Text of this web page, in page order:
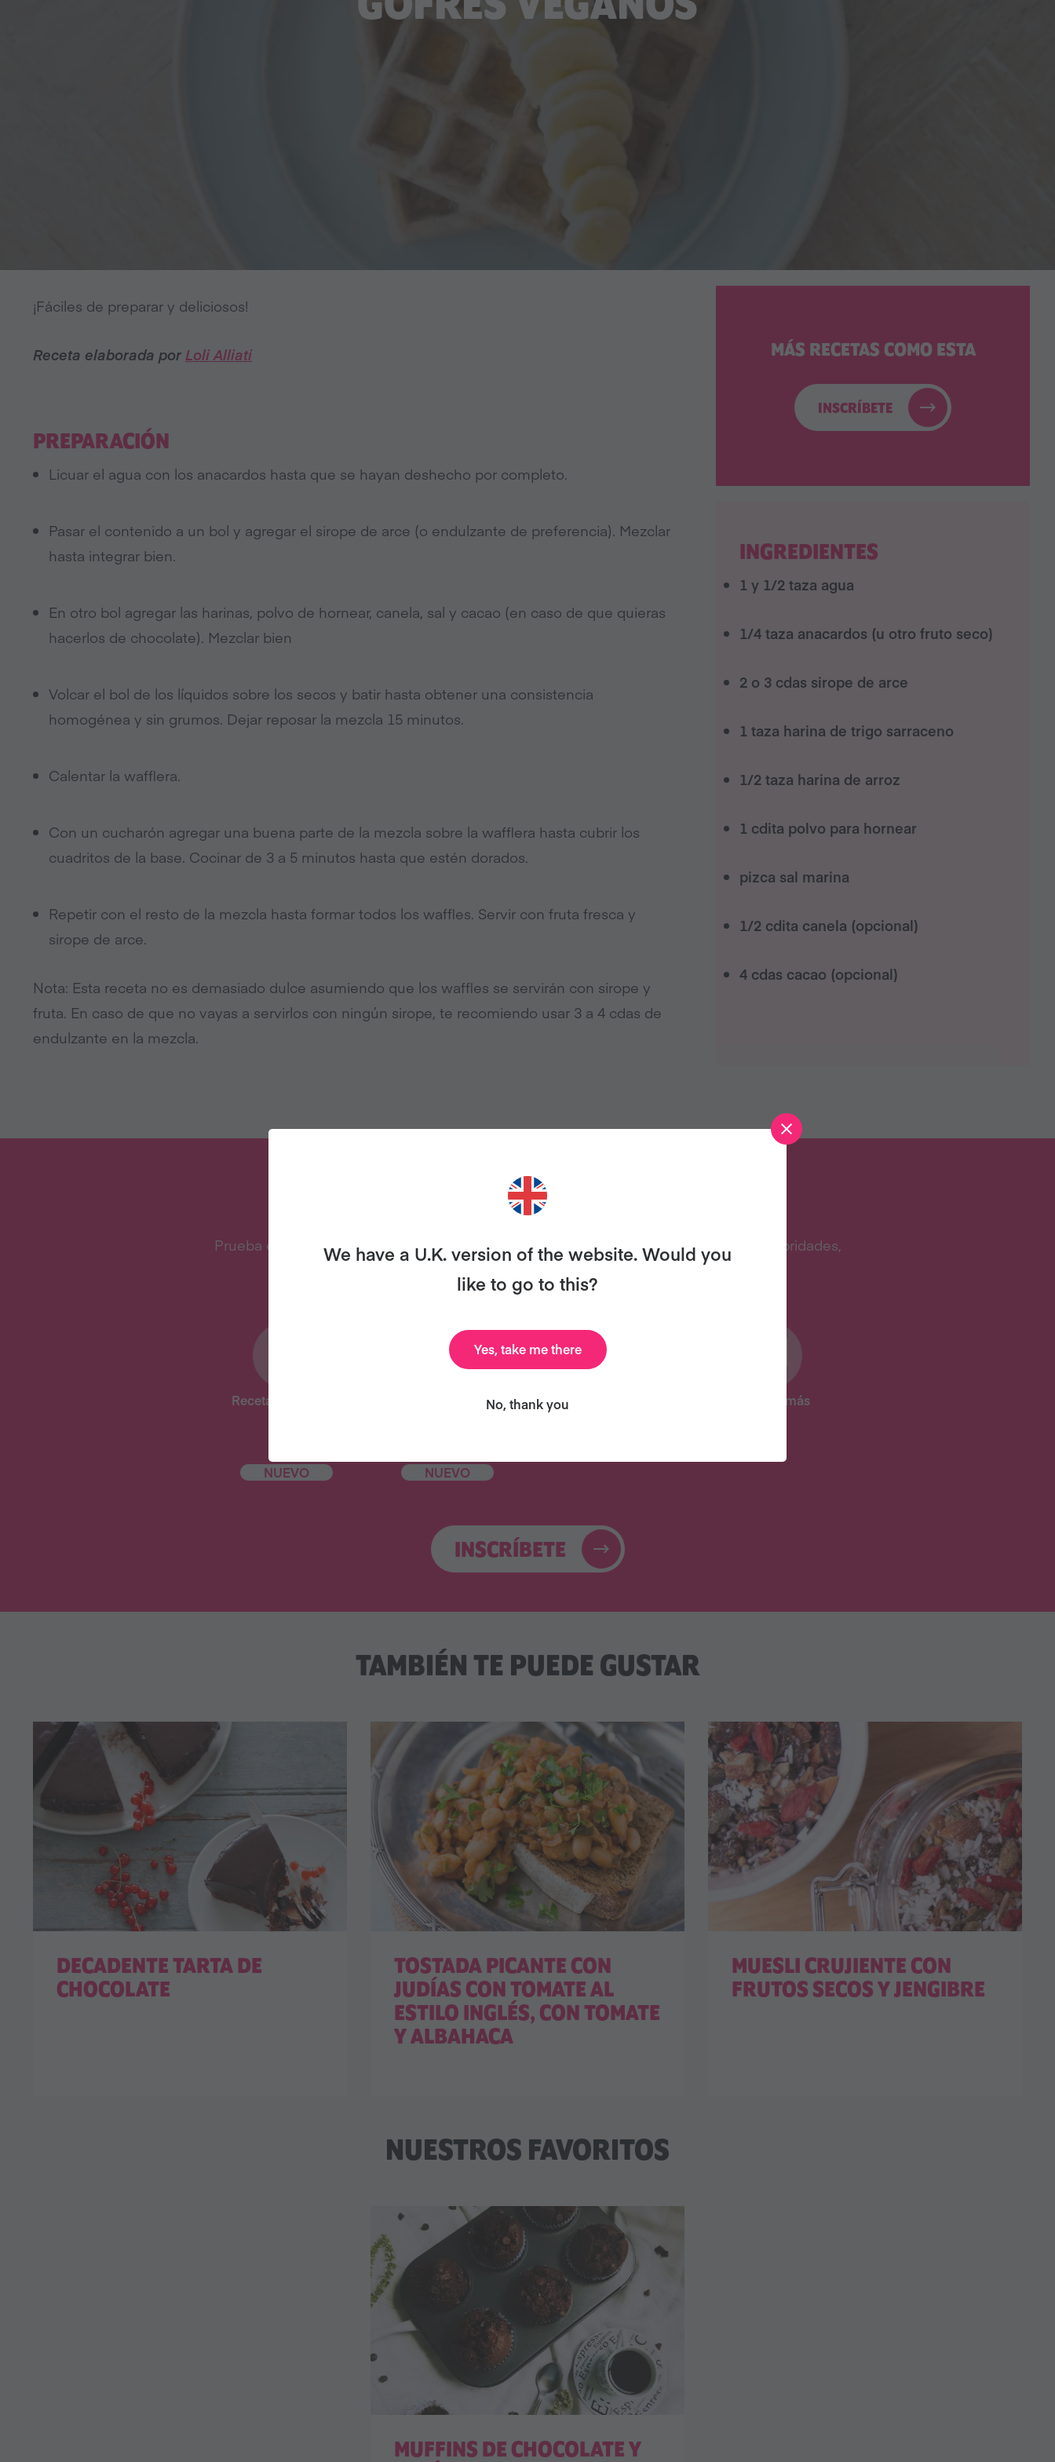
MÁS RECETAS COMO ESTA
INSCRÍBETE
INGREDIENTES
1 y 1/2 taza agua
1/4 taza anacardos (u otro fruto seco)
2 o 3 cdas sirope de arce
1 taza harina de trigo sarraceno
1/2 taza harina de arroz
1 cdita polvo para hornear
pizca sal marina
1/2 cdita canela (opcional)
4 cdas cacao (opcional)
¡Fáciles de preparar y deliciosos!
Receta elaborada porLoli Alliati
PREPARACIÓN
Licuar el agua con los anacardos hasta que se hayan deshecho por completo.
Pasar el contenido a un bol y agregar el sirope de arce (o endulzante de preferencia). Mezclar
hasta integrar bien.
En otro bol agregar las harinas, polvo de hornear, canela, sal y cacao (en caso de que quieras
hacerlos de chocolate). Mezclar bien
Volcar el bol de los líquidos sobre los secos y batir hasta obtener una consistencia
homogénea y sin grumos. Dejar reposar la mezcla 15 minutos.
Calentar la wafflera.
Con un cucharón agregar una buena parte de la mezcla sobre la wafflera hasta cubrir los
cuadritos de la base. Cocinar de 3 a 5 minutos hasta que estén dorados.
Repetir con el resto de la mezcla hasta formar todos los waffles. Servir con fruta fresca y
sirope de arce.
Nota: Esta receta no es demasiado dulce asumiendo que los waffles se servirán con sirope y
fruta. En caso de que no vayas a servirlos con ningún sirope, te recomiendo usar 3 a 4 cdas de
endulzante en la mezcla.
¿QUIERES MÁS RECETAS COMO ESTA?
Prueba el veganismo con Veganuary y te enviaremos nuestro libro de cocina de celebridades,
Recetas deliciosas
NUEVO
Libro de cocina
NUEVO
Y mucho más
INSCRÍBETE
TAMBIÉN TE PUEDE GUSTAR
DECADENTE TARTA DE
CHOCOLATE
TOSTADA PICANTE CON
JUDÍAS CON TOMATE AL
ESTILO INGLÉS, CON TOMATE
Y ALBAHACA
MUESLI CRUJIENTE CON
FRUTOS SECOS Y JENGIBRE
NUESTROS FAVORITOS
MUFFINS DE CHOCOLATE Y
We have a U.K. version of the website. Would you
like to go to this?
Yes, take me there
No, thank you